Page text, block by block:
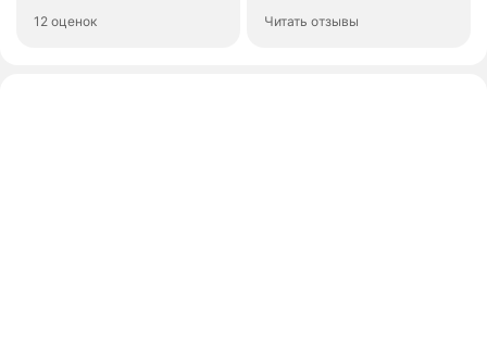
12 оценок Читать отзывы